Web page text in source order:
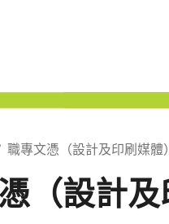
職專文憑（設計及印刷媒體
（設計